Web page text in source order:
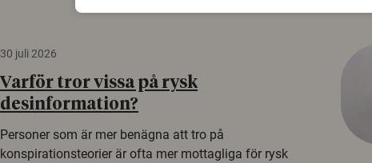
30 juli 2026
Varför tror vissa på rysk
desinformation?
Personer som är mer benägna att tro på
konspirationsteorier är ofta mer mottagliga för rysk